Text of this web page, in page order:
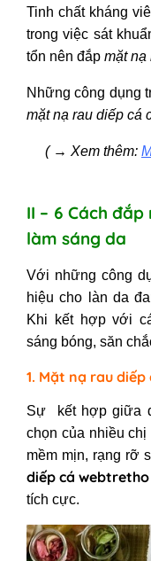
Tinh chất kháng
trong việc sát
tổn nên đắp mặt nạ
Những công dụng
mặt nạ rau diếp cá
( → Xem thêm:
II – 6 Cách
làm sáng da
Với những công
hiệu cho làn da
Khi kết hợp với
sáng bóng, săn
1. Mặt nạ rau diếp
Sự kết hợp giữa
chọn của nhiều
mềm mịn, rạng rỡ
diếp cá webtretho
tích cực.